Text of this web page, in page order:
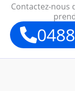
Contactez-nous